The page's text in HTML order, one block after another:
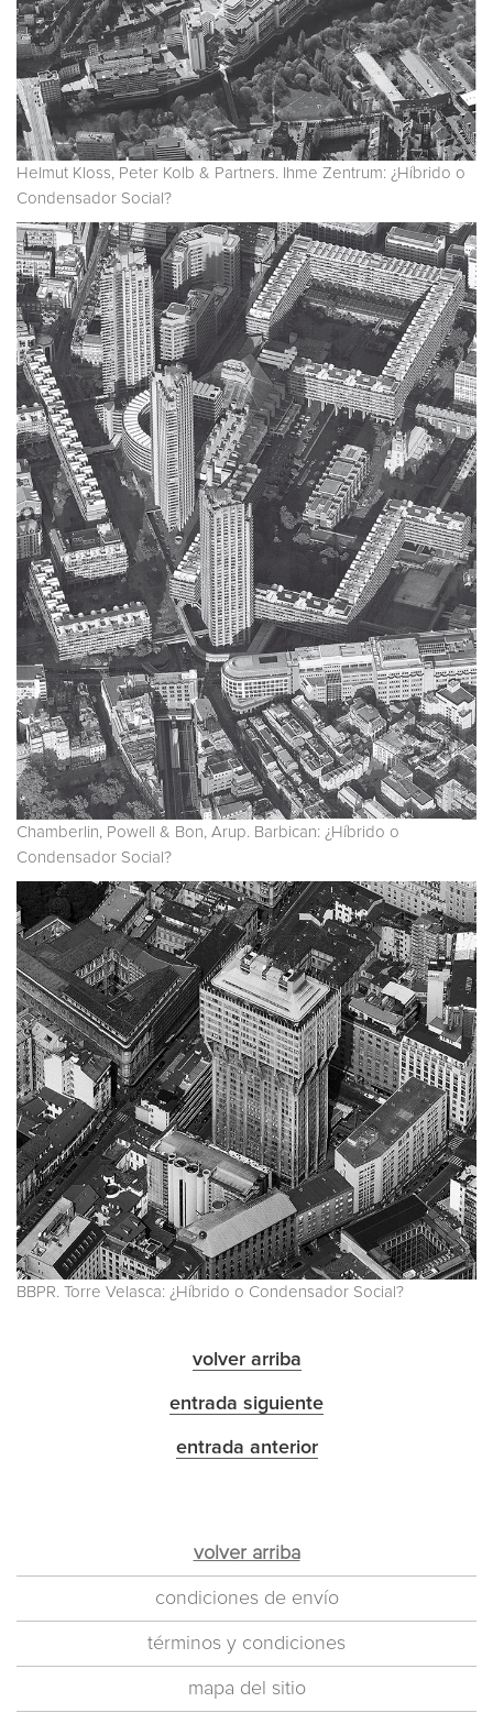
Helmut Kloss, Peter Kolb & Partners. Ihme Zentrum: ¿Híbrido o
Condensador Social?
Chamberlin, Powell & Bon, Arup. Barbican: ¿Híbrido o
Condensador Social?
BBPR. Torre Velasca: ¿Híbrido o Condensador Social?
volver arriba
entrada siguiente
entrada anterior
volver arriba
condiciones de envío
términos y condiciones
mapa del sitio